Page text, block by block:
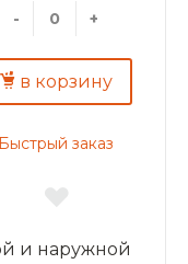
- +
в корзину
Быстрый заказ
и наружной